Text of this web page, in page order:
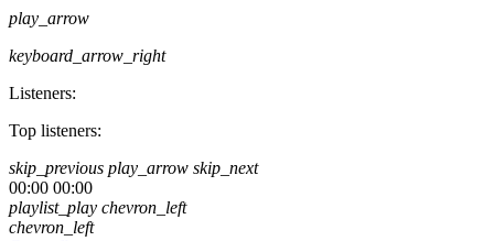
play_arrow
keyboard_arrow_right
Listeners:
Top listeners:
skip_previous play_arrow skip_next
00:00 00:00
playlist_play chevron_left
chevron_left